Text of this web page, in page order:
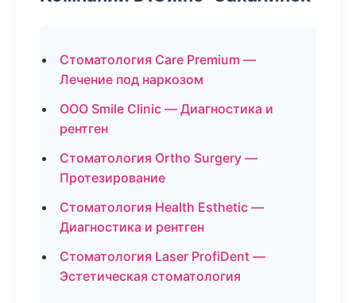
Стоматология Care Premium —
Лечение под наркозом
ООО Smile Clinic — Диагностика и
рентген
Стоматология Ortho Surgery —
Протезирование
Стоматология Health Esthetic —
Диагностика и рентген
Стоматология Laser ProfiDent —
Эстетическая стоматология